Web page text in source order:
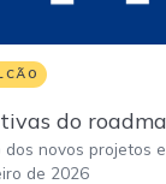
do
dos novos projetos
de 2026